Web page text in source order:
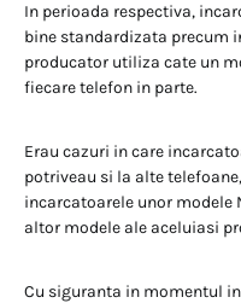
In perioada respectiva,
bine standardizata precum
producator utiliza cate un
fiecare telefon in parte.
Erau cazuri in care
potriveau si la alte
incarcatoarele unor modele
altor modele ale aceluiasi
Cu siguranta in momentul